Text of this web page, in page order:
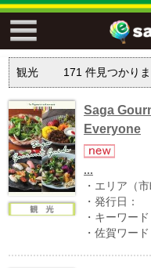
観光 171 件見つかり
Saga
Everyone
...
・エリア（
・発行日：
・キーワード
・佐賀ワード